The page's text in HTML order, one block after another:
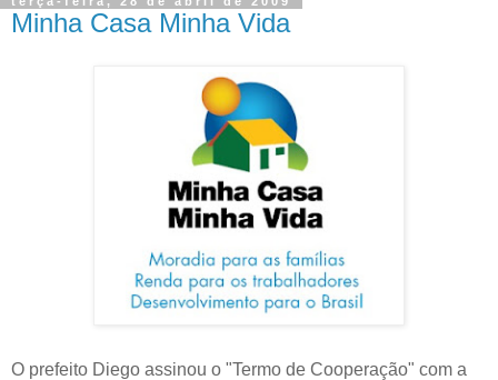
Minha Casa Minha Vida
O prefeito Diego assinou o "Termo de Cooperação" com a